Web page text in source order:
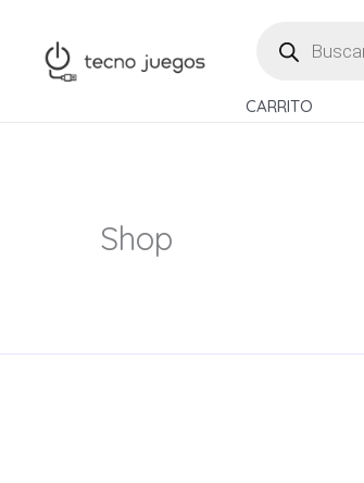
contenido
PRODUCTOS
CARRITO
Shop